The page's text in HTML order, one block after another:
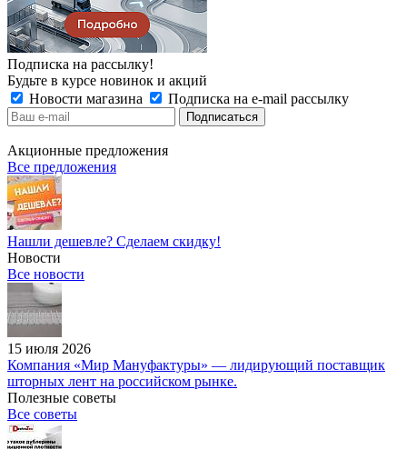
Подписка на рассылку!
Будьте в курсе новинок и акций
Новости магазина
Подписка на e-mail рассылку
Акционные предложения
Все предложения
Нашли дешевле? Сделаем скидку!
Новости
Все новости
15 июля 2026
Компания «Мир Мануфактуры» — лидирующий поставщик
шторных лент на российском рынке.
Полезные советы
Все советы